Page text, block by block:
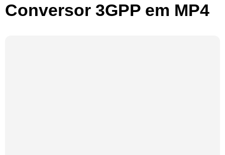
Conversor 3GPP em MP4